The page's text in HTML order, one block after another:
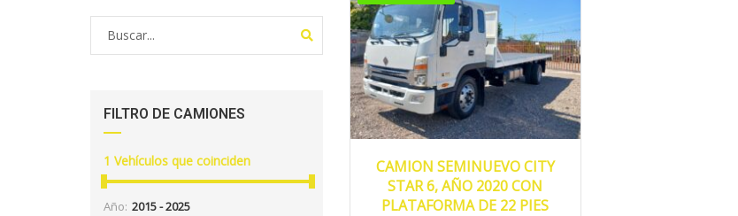
FILTRO DE CAMIONES
1 Vehículos que coinciden
Año:
2020 MANUA... 165428
CAMION SEMINUEVO CITY
STAR 6, AÑO 2020 CON
PLATAFORMA DE 22 PIES